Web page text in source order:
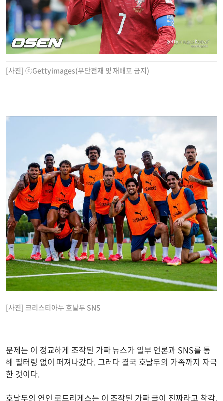
[사진] ⓒGettyimages(무단전재 및 재배포 금지)
[사진] 크리스티아누 호날두 SNS
문제는 이 정교하게 조작된 가짜 뉴스가 일부 언론과 SNS를 통
해 필터링 없이 퍼져나갔다. 그러다 결국 호날두의 가족까지 자극
한 것이다.
호날두의 연인 로드리게스는 이 조작된 가짜 글이 진짜라고 착각,